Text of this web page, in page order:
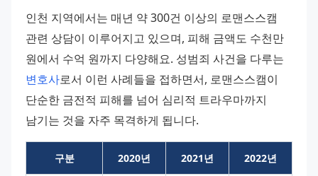
인천 지역에서는 매년 약 300건 이상의 로맨스스캠
관련 상담이 이루어지고 있으며, 피해 금액도 수천만
변호사로서 이런 사례들을 접하면서, 로맨스스캠이
단순한 금전적 피해를 넘어 심리적 트라우마까지
남기는 것을 자주 목격하게 됩니다.
구분 2020년 2021년 2022년